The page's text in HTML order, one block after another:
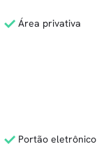
Área privativa
Portão eletrônico